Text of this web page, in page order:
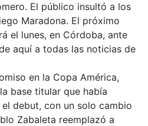
El público insultó a los
Maradona. El próximo
el lunes, en Córdoba, ante
aquí a todas las noticias de
en la Copa América,
base titular que había
debut, con un solo cambio
Zabaleta reemplazó a